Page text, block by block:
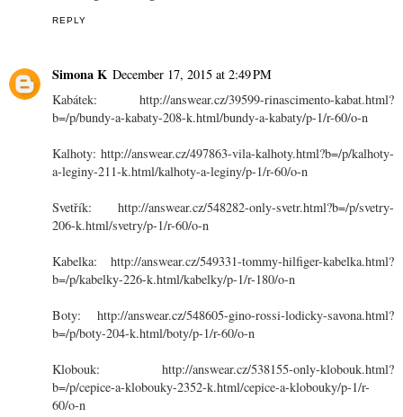
REPLY
Simona K December 17, 2015 at 2:49 PM
Kabátek: http://answear.cz/39599-rinascimento-kabat.html?
b=/p/bundy-a-kabaty-208-k.html/bundy-a-kabaty/p-1/r-60/o-n
Kalhoty: http://answear.cz/497863-vila-kalhoty.html?b=/p/kalhoty-
a-leginy-211-k.html/kalhoty-a-leginy/p-1/r-60/o-n
Svetřík: http://answear.cz/548282-only-svetr.html?b=/p/svetry-
206-k.html/svetry/p-1/r-60/o-n
Kabelka: http://answear.cz/549331-tommy-hilfiger-kabelka.html?
b=/p/kabelky-226-k.html/kabelky/p-1/r-180/o-n
Boty: http://answear.cz/548605-gino-rossi-lodicky-savona.html?
b=/p/boty-204-k.html/boty/p-1/r-60/o-n
Klobouk: http://answear.cz/538155-only-klobouk.html?
b=/p/cepice-a-klobouky-2352-k.html/cepice-a-klobouky/p-1/r-
60/o-n